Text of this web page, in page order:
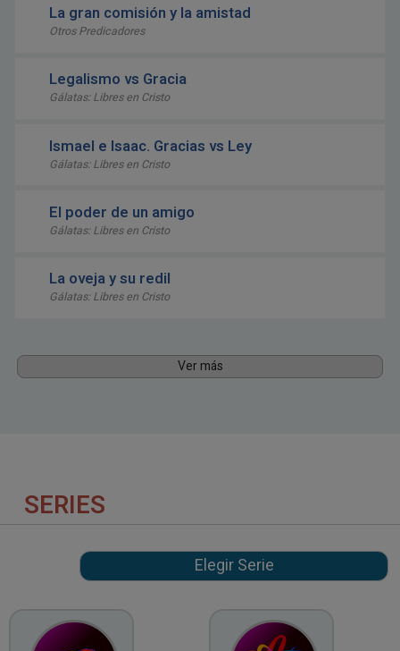
La gran comisión y la amistad
Otros Predicadores
Legalismo vs Gracia
Gálatas: Libres en Cristo
Ismael e Isaac. Gracias vs Ley
Gálatas: Libres en Cristo
El poder de un amigo
Gálatas: Libres en Cristo
La oveja y su redil
Gálatas: Libres en Cristo
Ver más
SERIES